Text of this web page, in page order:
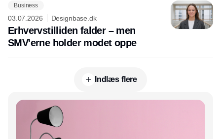
Business
03.07.2026 Designbase.dk
Erhvervstilliden falder – men
SMV'erne holder modet oppe
Indlæs flere
Annonce